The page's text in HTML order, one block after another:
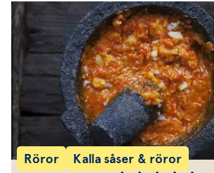
Röror Kalla såser & röror